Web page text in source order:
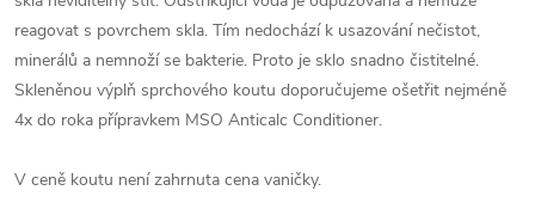
reagovat s povrchem skla. Tím nedochází k usazování nečistot,
minerálů a nemnoží se bakterie. Proto je sklo snadno čistitelné.
Skleněnou výplň sprchového koutu doporučujeme ošetřit nejméně
4x do roka přípravkem MSO Anticalc Conditioner.
V ceně koutu není zahrnuta cena vaničky.